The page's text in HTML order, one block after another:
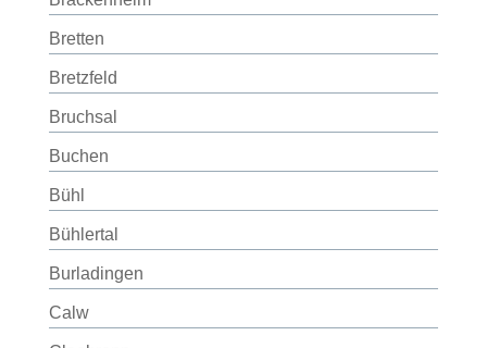
Bretten
Bretzfeld
Bruchsal
Buchen
Bühl
Bühlertal
Burladingen
Calw